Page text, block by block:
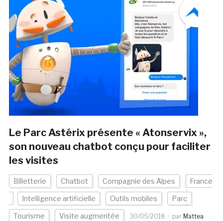
Le Parc Astérix présente « Atonservix »,
son nouveau chatbot conçu pour faciliter
les visites
Billetterie Chatbot Compagnie des Alpes France
Intelligence artificielle Outils mobiles Parc
Tourisme Visite augmentée 30/05/2018 par Mattea